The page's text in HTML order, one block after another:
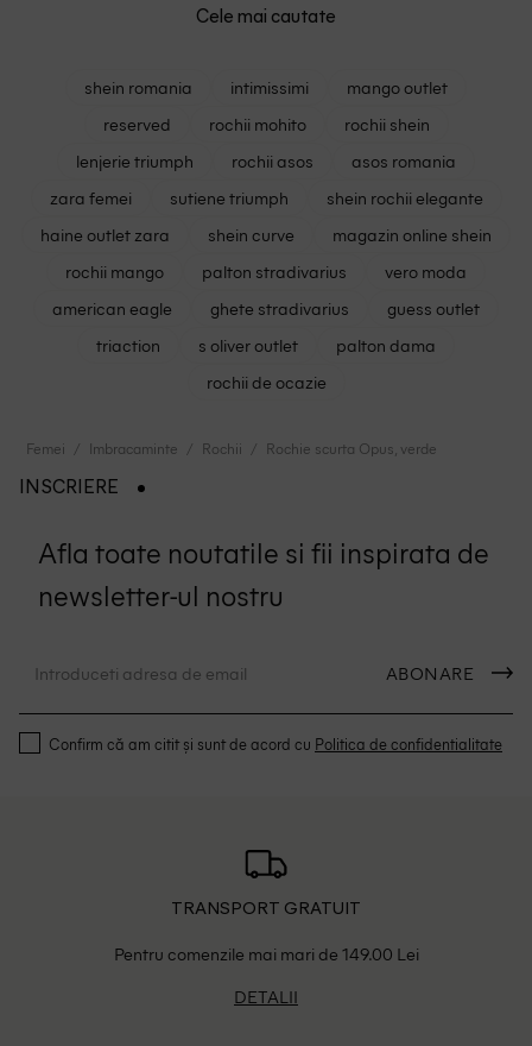
Cele mai cautate
shein romania intimissimi
mango outlet
reserved
rochii mohito
rochii shein
lenjerie triumph
rochii asos
asos romania
zara femei
sutiene triumph
shein rochii elegante
haine outlet zara
shein curve
magazin online shein
rochii mango
palton stradivarius
vero moda
american eagle
ghete stradivarius
guess outlet
triaction
s oliver outlet
palton dama
rochii de ocazie
Femei Imbracaminte Rochii Rochie scurta Opus, verde
INSCRIERE
Afla toate noutatile si fii inspirata de
newsletter-ul nostru
ABONARE
Confirm că am citit și sunt de acord cu Politica de confidentialitate
TRANSPORT GRATUIT
Pentru comenzile mai mari de 149.00 Lei
DETALII